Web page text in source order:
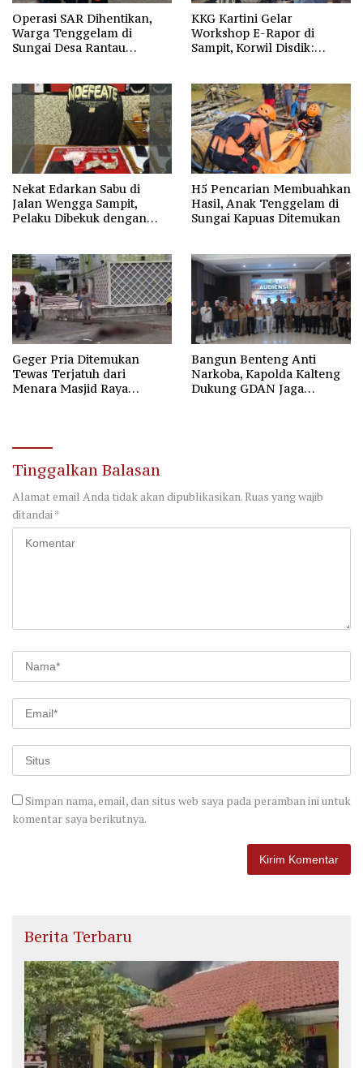
Operasi SAR Dihentikan,
Warga Tenggelam di
Sungai Desa Rantau
KKG Kartini Gelar
Workshop E-Rapor di
Sampit, Korwil Disdik:
Nekat Edarkan Sabu di
Jalan Wengga Sampit,
Pelaku Dibekuk dengan
H5 Pencarian Membuahkan
Hasil, Anak Tenggelam di
Sungai Kapuas Ditemukan
Geger Pria Ditemukan
Tewas Terjatuh dari
Menara Masjid Raya
Bangun Benteng Anti
Narkoba, Kapolda Kalteng
Dukung GDAN Jaga
Tinggalkan Balasan
Alamat email Anda tidak akan dipublikasikan.Ruas yang wajib
ditandai *
Simpan nama, email, dan situs web saya pada peramban ini untuk
komentar saya berikutnya.
Berita Terbaru